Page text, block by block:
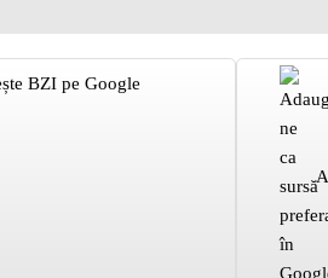
BZI pe Google